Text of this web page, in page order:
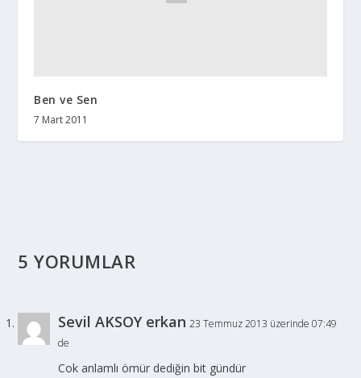
Ben ve Sen
7 Mart 2011
5 YORUMLAR
Sevil AKSOY erkan 23 Temmuz 2013 üzerinde 07:49
de
Cok anlamlı ömür dediğin bit gündür